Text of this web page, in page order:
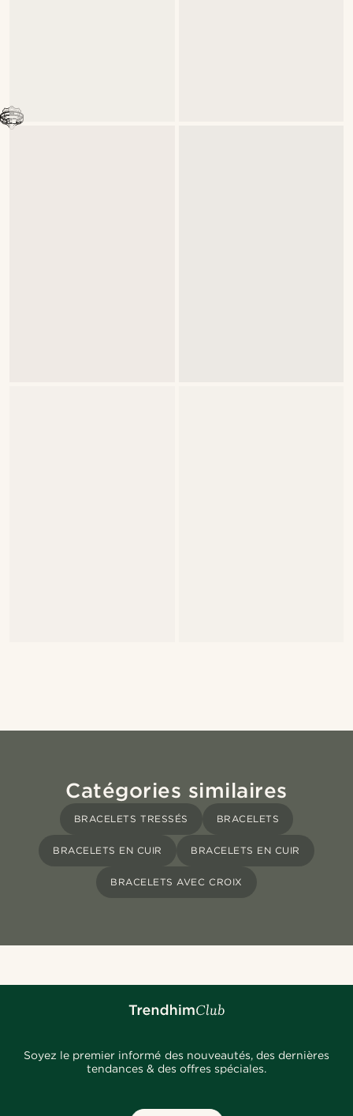
Catégories similaires
BRACELETS TRESSÉS BRACELETS
BRACELETS EN CUIR BRACELETS EN CUIR
BRACELETS AVEC CROIX
Soyez le premier informé des nouveautés, des dernières
tendances & des offres spéciales.